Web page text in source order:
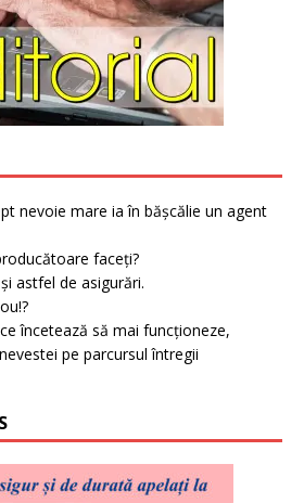
nevoie mare ia în bășcălie un agent
faceți?
astfel de asigurări.
încetează să mai funcționeze,
pe parcursul întregii